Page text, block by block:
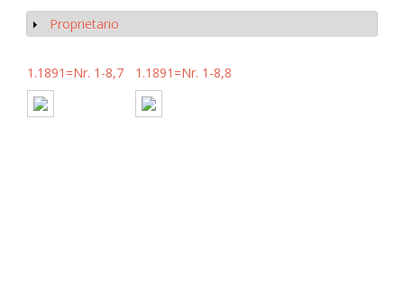
Mostrar
Proprietario
1.1891=Nr. 1-8,7 1.1891=Nr. 1-8,8